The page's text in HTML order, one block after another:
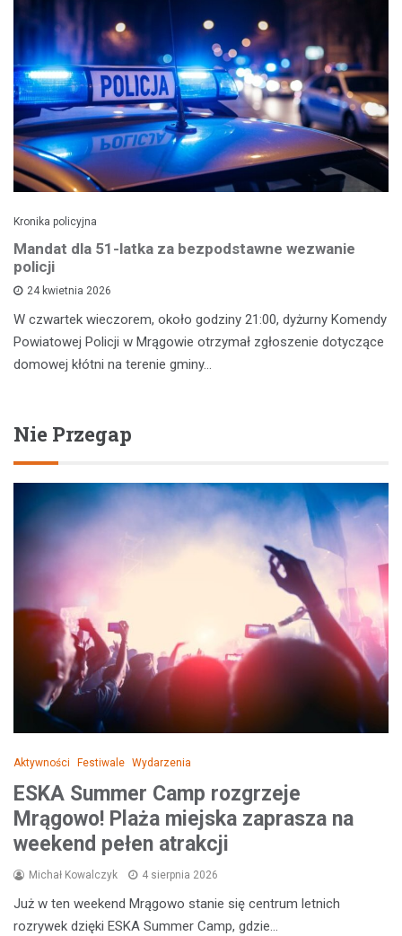
Kronika policyjna
Mandat dla 51-latka za bezpodstawne wezwanie
policji
24 kwietnia 2026
W czwartek wieczorem, około godziny 21:00, dyżurny Komendy
Powiatowej Policji w Mrągowie otrzymał zgłoszenie dotyczące
domowej kłótni na terenie gminy…
Nie Przegap
Aktywności Festiwale Wydarzenia
ESKA Summer Camp rozgrzeje
Mrągowo! Plaża miejska zaprasza na
weekend pełen atrakcji
Michał Kowalczyk 4 sierpnia 2026
Już w ten weekend Mrągowo stanie się centrum letnich
rozrywek dzięki ESKA Summer Camp, gdzie…